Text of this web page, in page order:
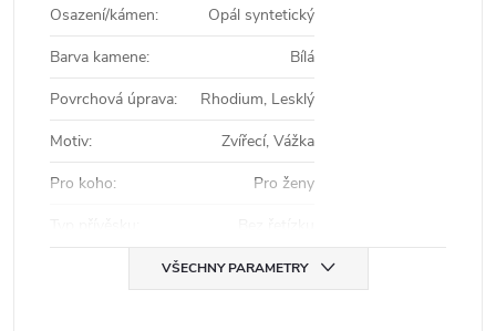
Osazení/kámen:
Opál syntetický
Barva kamene:
Bílá
Povrchová úprava:
Rhodium, Lesklý
Motiv:
Zvířecí, Vážka
Pro koho:
Pro ženy
VŠECHNY PARAMETRY